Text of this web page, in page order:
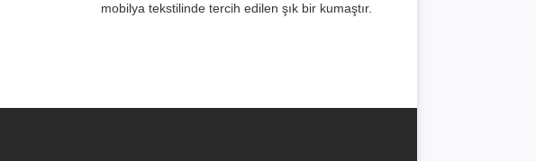
mobilya tekstilinde tercih edilen şık bir kumaştır.